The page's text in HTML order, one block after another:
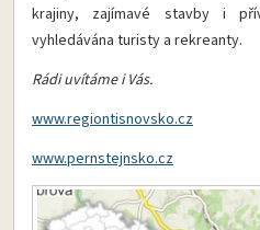
krajiny, zajímavé stavby i
vyhledávána turisty a rekreanty.
Rádi uvítáme i Vás.
www.regiontisnovsko.cz
www.pernstejnsko.cz